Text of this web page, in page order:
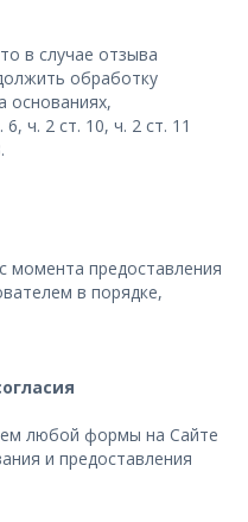
в случае отзыва
обработку
основаниях,
ч. 2 ст. 10, ч. 2 ст. 11
момента предоставления
в порядке,
любой формы на Сайте
и предоставления